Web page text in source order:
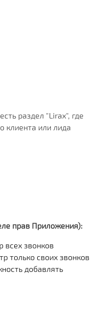
раздел "Lirax", где
клиента или лида
прав Приложения):
всех звонков
только своих звонков
добавлять